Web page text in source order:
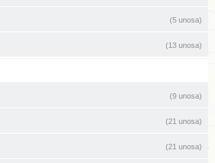
(5 unosa)
(13 unosa)
(9 unosa)
(21 unosa)
(21 unosa)